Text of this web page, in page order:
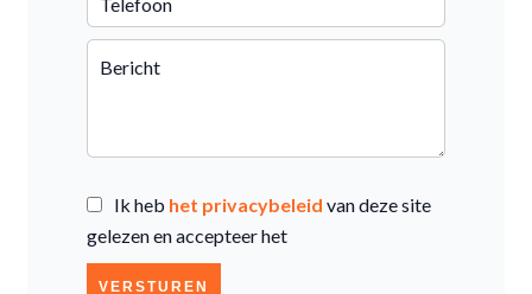
Ik heb het privacybeleid van deze site
gelezen en accepteer het
VERSTUREN